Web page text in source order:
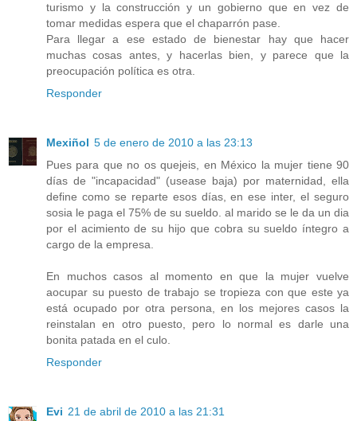
turismo y la construcción y un gobierno que en vez de
tomar medidas espera que el chaparrón pase.
Para llegar a ese estado de bienestar hay que hacer
muchas cosas antes, y hacerlas bien, y parece que la
preocupación política es otra.
Responder
Mexiñol 5 de enero de 2010 a las 23:13
Pues para que no os quejeis, en México la mujer tiene 90
días de "incapacidad" (usease baja) por maternidad, ella
define como se reparte esos días, en ese inter, el seguro
sosia le paga el 75% de su sueldo. al marido se le da un dia
por el acimiento de su hijo que cobra su sueldo íntegro a
cargo de la empresa.
En muchos casos al momento en que la mujer vuelve
aocupar su puesto de trabajo se tropieza con que este ya
está ocupado por otra persona, en los mejores casos la
reinstalan en otro puesto, pero lo normal es darle una
bonita patada en el culo.
Responder
Evi 21 de abril de 2010 a las 21:31